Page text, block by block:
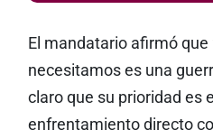
El mandatario afirmó que
necesitamos es una
claro que su prioridad es
enfrentamiento directo